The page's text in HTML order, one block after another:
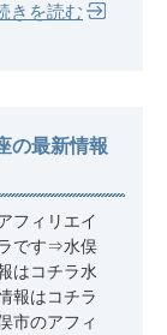
きを読む
の最新情報
フィリエイ
です⇒水俣
はコチラ水
報はコチラ
市のアフィ